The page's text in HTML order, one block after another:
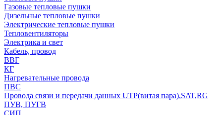
Газовые тепловые пушки
Дизельные тепловые пушки
Электрические тепловые пушки
Тепловентиляторы
Электрика и свет
Кабель, провод
ВВГ
КГ
Нагревательные провода
ПВС
Провода связи и передачи данных UTP(витая пара),SAT,RG
ПУВ, ПУГВ
СИП